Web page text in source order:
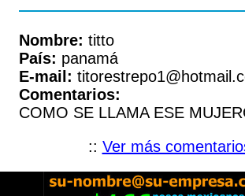
Nombre: titto
País: panamá
E-mail:
Comentarios:
COMO SE LLAMA ESE
:: Ver más